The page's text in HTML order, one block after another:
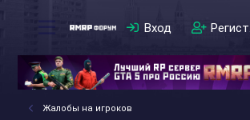
Вход Регистрация
Жалобы на игроков